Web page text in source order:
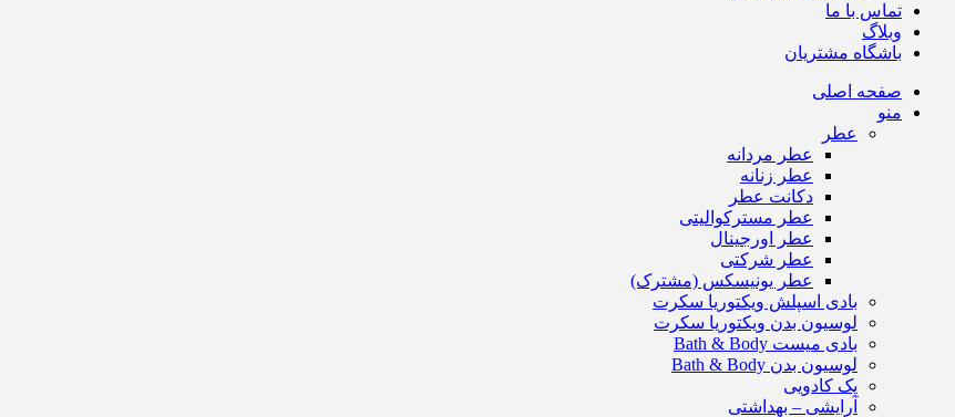
تماس با ما
وبلاگ
باشگاه مشتریان
صفحه اصلی
منو
عطر
عطر مردانه
عطر زنانه
دکانت عطر
عطر مسترکوالیتی
عطر اورجینال
عطر شرکتی
عطر یونیسکس (مشترک)
بادی اسپلش ویکتوریا سکرت
لوسیون بدن ویکتوریا سکرت
بادی میست Bath & Body
لوسیون بدن Bath & Body
پک کادویی
آرایشی – بهداشتی